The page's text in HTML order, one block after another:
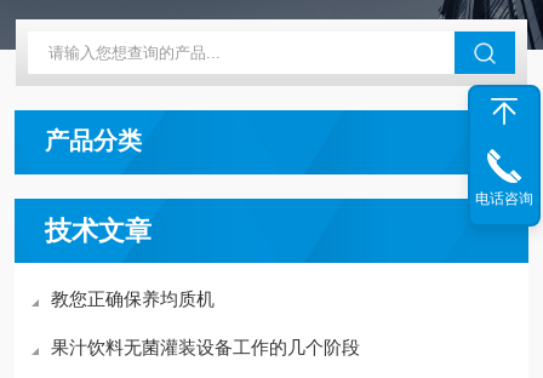
产品分类
技术文章
教您正确保养均质机
果汁饮料无菌灌装设备工作的几个阶段
电话咨询